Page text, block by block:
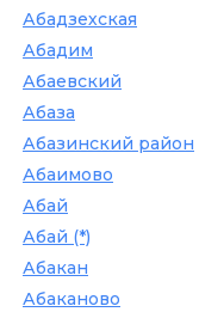
Абадзехская
Абадим
Абаевский
Абаза
Абазинский район
Абаимово
Абай
Абай (*)
Абакан
Абаканово